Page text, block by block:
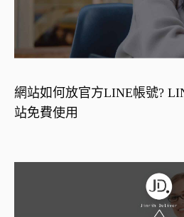
網站如何放官方LINE帳號?
站免費使用